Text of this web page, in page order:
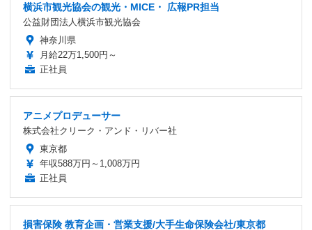
横浜市観光協会の観光・MICE・ 広報PR担当
公益財団法人横浜市観光協会
神奈川県
月給22万1,500円～
正社員
アニメプロデューサー
株式会社クリーク・アンド・リバー社
東京都
年収588万円～1,008万円
正社員
損害保険 教育企画・営業支援/大手生命保険会社/東京都